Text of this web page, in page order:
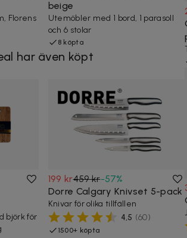
Florens
beige
Utemöbler med 1 bord, 1 parasoll
och 6 stolar
8 köpta
har även köpt
björk för
199 kr459 kr-57%
Dorre Calgary Knivset 5-pack
Knivar för olika tillfällen
4,5 (60)
1500+ köpta